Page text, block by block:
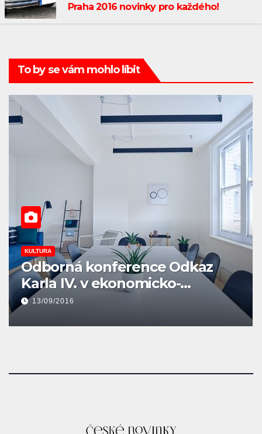
Praha 2016 novinky pro každého!
To by se vám mohlo líbit
zámku
KULTURA
Nejsem Rus – novela